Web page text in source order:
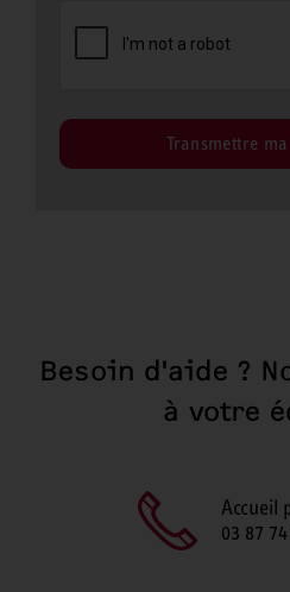
Transmettre
Besoin d'aide ?
à votre
Accueil
03 87